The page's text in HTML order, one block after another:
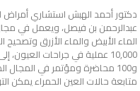
دكتور أحمد الهبش استشاري أمراض
عبدالرحمن بن فيصل، ويعمل في
الماء الأبيض والماء الأزرق وتصحيح
و100 محاضرة ومؤتمر في
متابعة حالات العين الحمراء يمكن